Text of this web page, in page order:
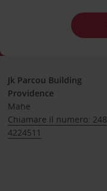
Jk Parcou Building
Providence
Mahe
Chiamare il numero: 248
4224511